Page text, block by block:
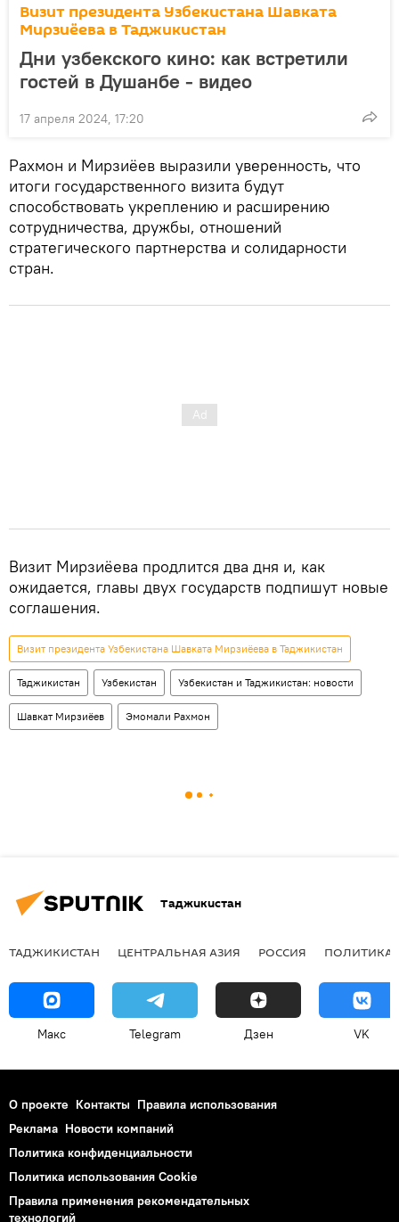
Визит президента Узбекистана Шавката
Мирзиёева в Таджикистан
Дни узбекского кино: как встретили
гостей в Душанбе - видео
17 апреля 2024, 17:20
Рахмон и Мирзиёев выразили уверенность, что
итоги государственного визита будут
способствовать укреплению и расширению
сотрудничества, дружбы, отношений
стратегического партнерства и солидарности
стран.
Визит Мирзиёева продлится два дня и, как
ожидается, главы двух государств подпишут новые
соглашения.
Визит президента Узбекистана Шавката Мирзиёева в Таджикистан
Таджикистан Узбекистан Узбекистан и Таджикистан: новости
Шавкат Мирзиёев Эмомали Рахмон
Таджикистан
ТАДЖИКИСТАН ЦЕНТРАЛЬНАЯ АЗИЯ РОССИЯ ПОЛИТИКА
Макс Telegram Дзен VK
О проекте Контакты Правила использования
Реклама Новости компаний
Политика конфиденциальности
Политика использования Cookie
Правила применения рекомендательных
технологий